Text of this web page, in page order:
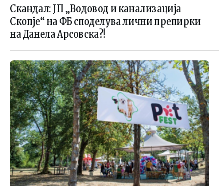
ДАНЕЛА
Скандал: ЈП „Водовод и канализација
Скопје“ на ФБ споделува лични препирки
на Данела Арсовска?!